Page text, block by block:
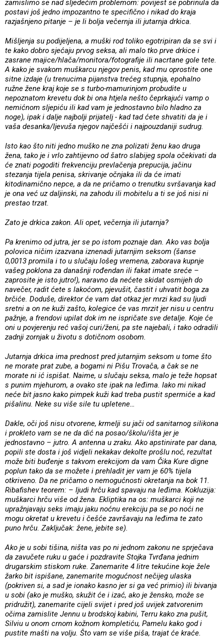
zamislimo se nad sljedećim problemom: povijest se pobrinula da
postavi još jedno impozantno te specifično i nikad do kraja
razjašnjeno pitanje – je li bolja večernja ili jutarnja drkica.
Mišljenja su podijeljena, a muški rod toliko egotripiran da se svi i
te kako dobro sjećaju prvog seksa, ali malo tko prve drkice i
zasrane majice/hlača/monitora/fotografije ili nacrtane gole tete.
A kako je svakom muškarcu njegov penis, kad mu oprostite one
sitne izdaje (u trenucima pijanstva trećeg stupnja, epohalno
ružne žene kraj koje se s turbo-mamurinjom probudite u
nepoznatom krevetu dok bi ona htjela nešto čeprkajući vamp o
nemićnom sljepiću ili kad vam je jednostavno bilo hladno za
noge), ipak i dalje najbolji prijatelj - kad tad ćete shvatiti da je i
vaša desanka/ljevuša njegov najčešći i najpouzdaniji sudrug.
Isto kao što niti jedno muško ne zna polizati ženu kao druga
žena, tako je i vrlo zahtijevno od šatro slabijeg spola očekivati da
će znati pogoditi frekvenciju prevlačenja prepucija, jačinu
stezanja tijela penisa, skrivanje očnjaka ili da će imati
kitodinamično nepce, a da ne pričamo o trenutku svršavanja kad
je ona već uz daljinski, na zahodu ili mobitelu a ti se još nisi ni
prestao trzat.
Zato je drkica zakon. Ali opet, večernja ili jutarnja?
Pa krenimo od jutra, jer se po istom poznaje dan. Ako vas bolja
polovica ničim izazvana iznenadi jutarnjim seksom (šanse
0,0013 promila i to u slučaju lošeg vremena, zaborava kupnje
vašeg poklona za današnji rođendan ili fakat imate sreće –
zaprosite je isto jutro!), naravno da nećete skidat osmijeh do
navečer, radit ćete s lakoćom, pjevušit, častit i uhvatit boga za
brčiće. Doduše, direktor će vam dat otkaz jer mrzi kad su ljudi
sretni a on ne kuži zašto, kolegice će vas mrzit jer nisu u centru
pažnje, a frendovi upilat dok im ne ispričate sve detalje. Koje će
oni u povjerenju reć vašoj curi/ženi, pa ste najebali, i tako odradili
zadnji zornjak u životu s dotičnom osobom.
Jutarnja drkica ima prednost pred jutarnjim seksom u tome što
ne morate prat zube, a bogami ni Pišu Trovača, a čak se ne
morate ni ić ispišat. Naime, u slučaju seksa, malo je teže hopsat
s punim mjehurom, a ovako ste ipak na leđima. Iako mi nikad
neće bit jasno kako pimpek kuži kad treba pustit spermiće a kad
pišalinu. Neke su više sile tu upletene…
Dakle, oči još nisu otvorene, krmelji su jači od sanitarnog silikona
i prokleto vam se ne da dić na posao/školu/išta jer je
jednostavno – jutro. A antenna u zraku. Ako apstinirate par dana,
popili ste dosta i još vidjeli nekakav dekolte prošlu noć, rezultat
može biti buđenje s takvom erekcijom da vam Čika Kure digne
poplun tako da se možete i prehladit jer vam je 60% tijela
otkriveno. Da ne pričamo o nemogućnosti okretanja na bok 11.
Ribafishev teorem: – ljudi hrču kad spavaju na leđima. Kokluzija:
muškarci hrču više od žena. Ekliptika na os: muškarci koji ne
upražnjavaju seks imaju jaku noćnu erekciju pa se po noći ne
mogu okretat u krevetu i češće završavaju na leđima te zato
puno hrču. Zaključak: žene, jebite se).
Ako je u sobi tišina, ništa vas po ni jednom zakonu ne sprječava
da zavučete ruku u gaće i pozdravite Stojka Tvrđana jednim
drugarskim stiskom ruke. Zanemarite 4 litre tekućine koje žele
žarko bit ispišane, zanemarite mogućnost nečijeg ulaska
(pokriven si, a sad je ionako kasno jer si ga već primio) ili bivanja
u sobi (ako je muško, skužit će i izać, ako je žensko, može se
pridružit), zanemarite cijeli svijet i pred još uvijek zatvorenim
očima zamislite Jennu u brodskoj kabini, Terru kako zna pušit,
Silviu u onom crnom kožnom kompletiću, Pamelu kako god i
pustite mašti na volju. Što vam se više piša, trajat će kraće.